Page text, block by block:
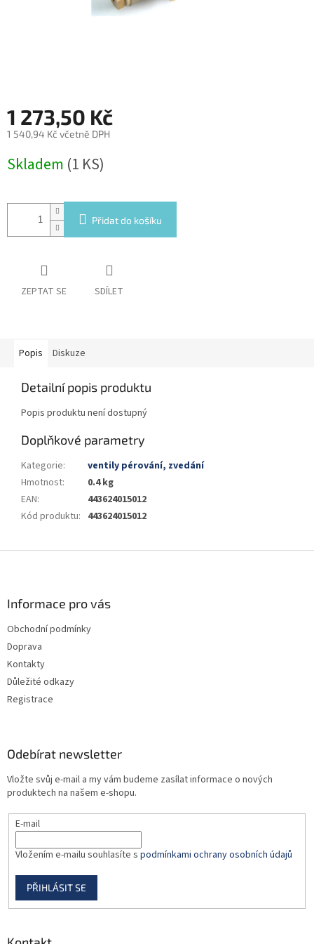
1 273,50 Kč
1 540,94 Kč včetně DPH
cena:
Skladem (1 KS)
Přidat do košíku
ZEPTAT SE SDÍLET
Popis Diskuze
Detailní popis produktu
Popis produktu není dostupný
Doplňkové parametry
Kategorie:
ventily pérování, zvedání
Hmotnost:
0.4 kg
EAN:
443624015012
Kód produktu: 443624015012
Informace pro vás
Obchodní podmínky
Doprava
Kontakty
Důležité odkazy
Registrace
Odebírat newsletter
Vložte svůj e-mail a my vám budeme zasílat informace o nových
produktech na našem e-shopu.
E-mail
Vložením e-mailu souhlasíte s podmínkami ochrany osobních údajů
PŘIHLÁSIT SE